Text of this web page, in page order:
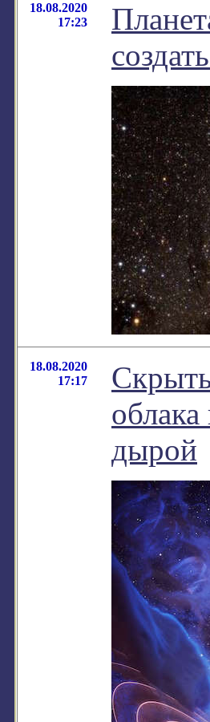
18.08.2020
17:23
18.08.2020
17:17
облака
дырой